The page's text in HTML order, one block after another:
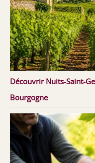
Découvrir Nuits-Saint-
Bourgogne